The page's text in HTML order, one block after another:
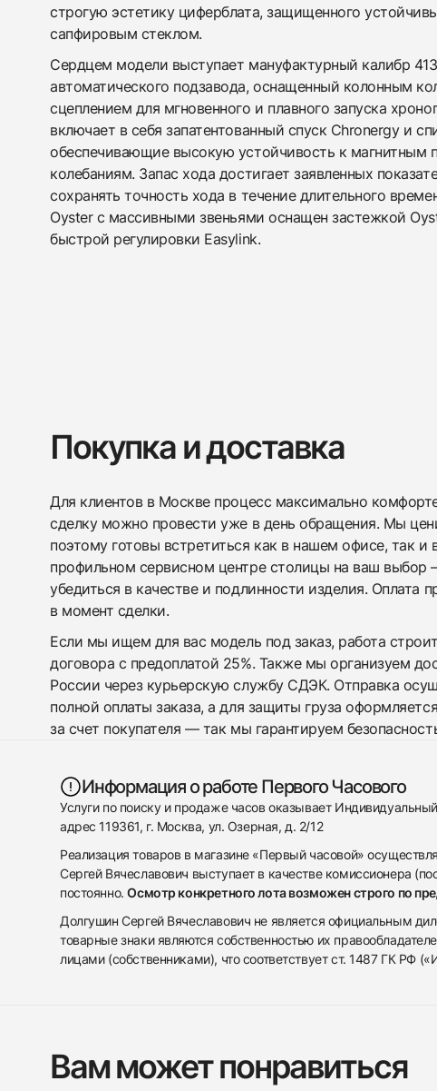
строгую эстетику циферблата, защищенного
сапфировым стеклом.
Сердцем модели выступает мануфактурный калибр
автоматического подзавода, оснащенный колонным
сцеплением для мгновенного и плавного запуска
включает в себя запатентованный спуск Chronergy и
обеспечивающие высокую устойчивость к магнитным
колебаниям. Запас хода достигает заявленных
сохранять точность хода в течение длительного
Oyster с массивными звеньями оснащен застежкой
быстрой регулировки Easylink.
Покупка и доставка
Для клиентов в Москве процесс максимально
сделку можно провести уже в день обращения. Мы
поэтому готовы встретиться как в нашем офисе, так
профильном сервисном центре столицы на ваш выбор
убедиться в качестве и подлинности изделия. Оплата
в момент сделки.
Если мы ищем для вас модель под заказ, работа
договора с предоплатой 25%. Также мы организуем
России через курьерскую службу СДЭК. Отправка
полной оплаты заказа, а для защиты груза
за счет покупателя — так мы гарантируем
Информация о работе Первого Часового
Услуги по поиску и продаже часов оказывает
адрес 119361, г. Москва, ул. Озерная, д. 2/12
Реализация товаров в магазине «Первый часовой»
Сергей Вячеславович выступает в качестве комиссионера
постоянно.Осмотр конкретного лота возможен строго по
Долгушин Сергей Вячеславович не является официальным
товарные знаки являются собственностью их
лицами (собственниками), что соответствует ст. 1487 ГК РФ
Вам может понравиться